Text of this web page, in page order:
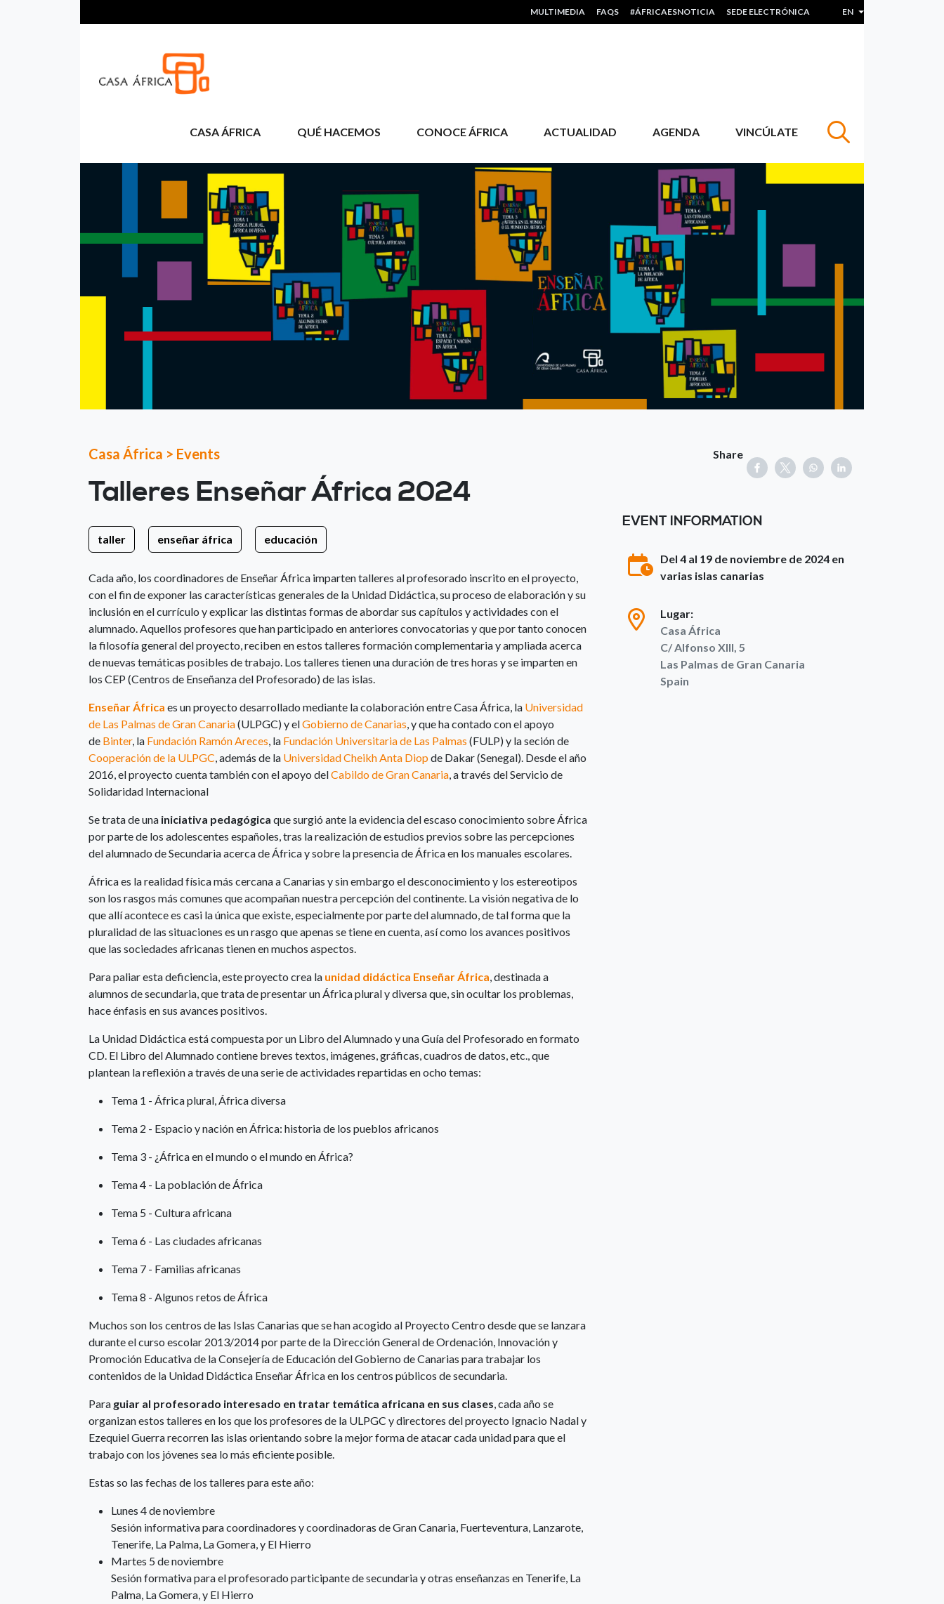
HEADER MENU
MULTIMEDIA FAQS #ÁFRICAESNOTICIA SEDE ELECTRÓNICA EN List additional actions
CASA ÁFRICA QUÉ HACEMOS CONOCE ÁFRICA ACTUALIDAD AGENDA VINCÚLATE
Casa África > Events
Talleres Enseñar África 2024
taller enseñar áfrica educación
Cada año, los coordinadores de Enseñar África imparten talleres al profesorado inscrito en el proyecto,
con el fin de exponer las características generales de la Unidad Didáctica, su proceso de elaboración y su
inclusión en el currículo y explicar las distintas formas de abordar sus capítulos y actividades con el
alumnado. Aquellos profesores que han participado en anteriores convocatorias y que por tanto conocen
la filosofía general del proyecto, reciben en estos talleres formación complementaria y ampliada acerca
de nuevas temáticas posibles de trabajo. Los talleres tienen una duración de tres horas y se imparten en
los CEP (Centros de Enseñanza del Profesorado) de las islas.
Enseñar África es un proyecto desarrollado mediante la colaboración entre Casa África, la Universidad
de Las Palmas de Gran Canaria(ULPGC) y elGobierno de Canarias , y que ha contado con el apoyo
de Binter, la Fundación Ramón Areces , la Fundación Universitaria de Las Palmas (FULP) y la seción de
Cooperación de la ULPGC , además de la Universidad Cheikh Anta Diopde Dakar (Senegal). Desde el año
2016, el proyecto cuenta también con el apoyo delCabildo de Gran Canaria , a través del Servicio de
Solidaridad Internacional
Se trata de una iniciativa pedagógica que surgió ante la evidencia del escaso conocimiento sobre África
por parte de los adolescentes españoles, tras la realización de estudios previos sobre las percepciones
del alumnado de Secundaria acerca de África y sobre la presencia de África en los manuales escolares.
África es la realidad física más cercana a Canarias y sin embargo el desconocimiento y los estereotipos
son los rasgos más comunes que acompañan nuestra percepción del continente. La visión negativa de lo
que allí acontece es casi la única que existe, especialmente por parte del alumnado, de tal forma que la
pluralidad de las situaciones es un rasgo que apenas se tiene en cuenta, así como los avances positivos
que las sociedades africanas tienen en muchos aspectos.
Para paliar esta deficiencia, este proyecto crea la unidad didáctica Enseñar África , destinada a
alumnos de secundaria, que trata de presentar un África plural y diversa que, sin ocultar los problemas,
hace énfasis en sus avances positivos.
La Unidad Didáctica está compuesta por un Libro del Alumnado y una Guía del Profesorado en formato
CD. El Libro del Alumnado contiene breves textos, imágenes, gráficas, cuadros de datos, etc., que
plantean la reflexión a través de una serie de actividades repartidas en ocho temas:
Tema 1 - África plural, África diversa
Tema 2 - Espacio y nación en África: historia de los pueblos africanos
Tema 3 - ¿África en el mundo o el mundo en África?
Tema 4 - La población de África
Tema 5 - Cultura africana
Tema 6 - Las ciudades africanas
Tema 7 - Familias africanas
Tema 8 - Algunos retos de África
Muchos son los centros de las Islas Canarias que se han acogido al Proyecto Centro desde que se lanzara
durante el curso escolar 2013/2014 por parte de la Dirección General de Ordenación, Innovación y
Promoción Educativa de la Consejería de Educación del Gobierno de Canarias para trabajar los
contenidos de la Unidad Didáctica Enseñar África en los centros públicos de secundaria.
Para guiar al profesorado interesado en tratar temática africana en sus clases , cada año se
organizan estos talleres en los que los profesores de la ULPGC y directores del proyecto Ignacio Nadal y
Ezequiel Guerra recorren las islas orientando sobre la mejor forma de atacar cada unidad para que el
trabajo con los jóvenes sea lo más eficiente posible.
Estas so las fechas de los talleres para este año:
Lunes 4 de noviembre
Sesión informativa para coordinadores y coordinadoras de Gran Canaria, Fuerteventura, Lanzarote,
Tenerife, La Palma, La Gomera, y El Hierro
Martes 5 de noviembre
Sesión formativa para el profesorado participante de secundaria y otras enseñanzas en Tenerife, La
Palma, La Gomera, y El Hierro
Share
EVENT INFORMATION
Del 4 al 19 de noviembre de 2024 en
varias islas canarias
Lugar:
Casa África
C/ Alfonso XIII, 5
Las Palmas de Gran Canaria
Spain